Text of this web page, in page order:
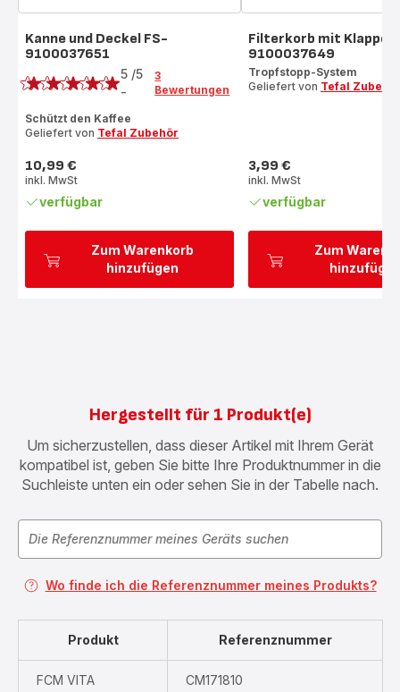
Zum Warenkorb
hinzufügen
Kanne und Deckel FS-
9100037651
Bewertung
mit
5
(Durchschnitt)
5 /5
-
3
Bewertungen
Schützt den Kaffee
Geliefert von Tefal Zubehör
Preis
10,99 €
inkl. MwSt
verfügbar
Zum
Filterkorb mit Klappe
9100037649
Tropfstopp-System
Geliefert von Tefal
Preis
3,99 €
inkl. MwSt
verfügbar
Hergestellt für 1 Produkt(e)
Um sicherzustellen, dass dieser Artikel mit Ihrem Gerät
kompatibel ist, geben Sie bitte Ihre Produktnummer in die
Suchleiste unten ein oder sehen Sie in der Tabelle nach.
Wo finde ich die Referenznummer meines Produkts?
Produkt Referenznummer
FCM VITA CM171810